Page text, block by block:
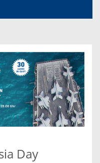
Day